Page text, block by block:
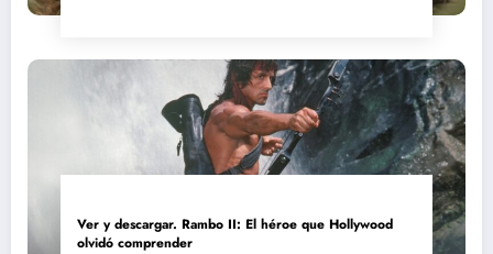
Ver y descargar. Rambo II: El héroe que Hollywood
olvidó comprender